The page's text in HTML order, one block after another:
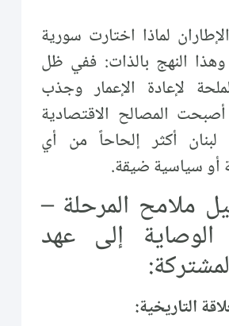
لماذا اختارت سورية
النهج بالذات: ففي ظل
لإعادة الإعمار وجذب
أصبحت المصالح الاقتصادية
لبنان أكثر إلحاحاً من أي
أو سياسية ضيقة.
ملامح المرحلة –
إلى عهد
التاريخية: